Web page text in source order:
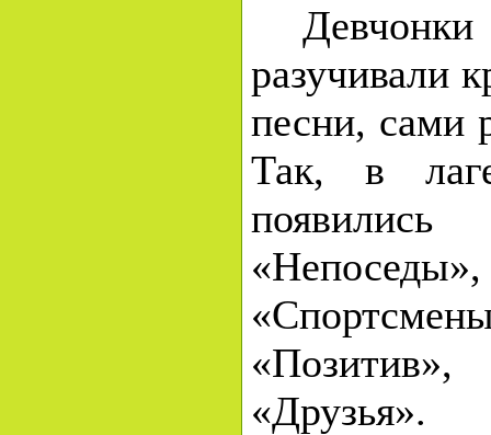
разучивали
песни, сами
Так, в
«Друзья».